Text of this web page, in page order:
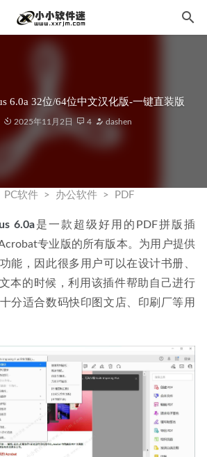
6.0a 32位/64位中文汉化版-一键直装版
2025年11月2日 4 dashen
PC软件 办公软件 PDF
6.0a是一款超级好用的PDF拼版插
专业版的所有版本。为用户提供
能，因此很多用户可以在设计书册、
本的时候，利用该插件帮助自己进行
分适合数码快印图文店、印刷厂等用
2.0.3.1中文破解版-无损图像放大工具
中文破解版-4K蓝光播放器 2023-06-08
3D Stager V2.1.3 中文安装版 2023-12-13